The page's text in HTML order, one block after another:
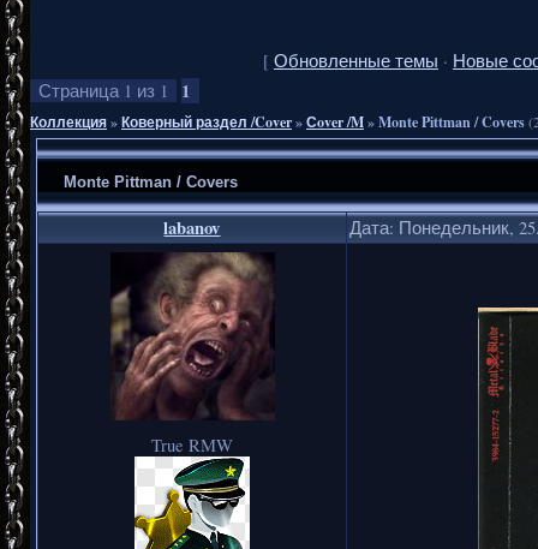
[ Обновленные темы · Новые
Страница 1 из 1 1
Коллекция»Коверный раздел /Cover»Сover /M»Monte Pittman / Covers
Monte Pittman / Covers
labanov Дата: Понедельник,
True RMW